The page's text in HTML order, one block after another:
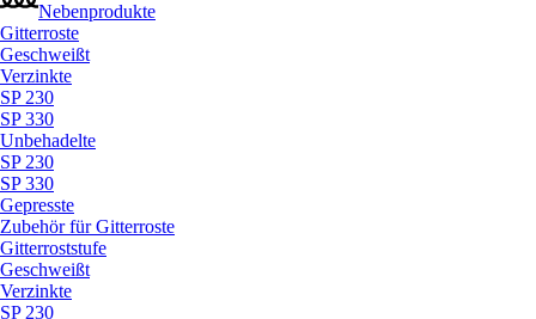
Nebenprodukte
Gitterroste
Geschweißt
Verzinkte
SP 230
SP 330
Unbehadelte
SP 230
SP 330
Gepresste
Zubehör für Gitterroste
Gitterroststufe
Geschweißt
Verzinkte
SP 230